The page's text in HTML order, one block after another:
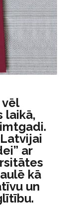
laikā,
ar
kā
un